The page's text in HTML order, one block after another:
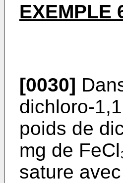
EXEMPLE
[0030]
dichloro-
poids de
mg de
sature